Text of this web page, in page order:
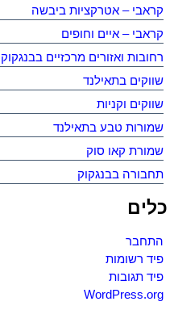
קראבי – אטרקציות ביבשה
קראבי – איים וחופים
רחובות ואזורים מרכזיים בבנגקוק
שווקים בתאילנד
שווקים וקניות
שמורות טבע בתאילנד
שמורת קאו סוק
תחבורה בבנגקוק
כלים
התחבר
פיד רשומות
פיד תגובות
WordPress.org